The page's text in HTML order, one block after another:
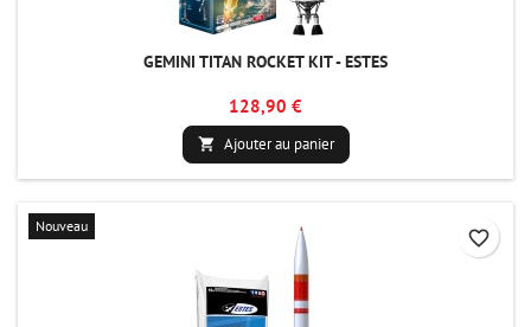
GEMINI TITAN ROCKET KIT - ESTES
128,90 €
 Ajouter au panier
Nouveau
favorite_border